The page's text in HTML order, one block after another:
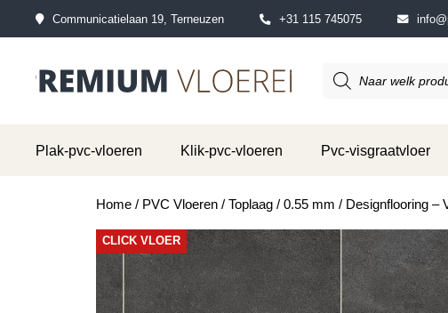
Communicatielaan 19, Terneuzen +31 115 745075
Producten
zoeken
Plak-pvc-vloeren Klik-pvc-vloeren Pvc-visgraatvloer
Home/ PVC Vloeren/ Toplaag/ 0.55 mm / Designflooring –
CLICK VLOER